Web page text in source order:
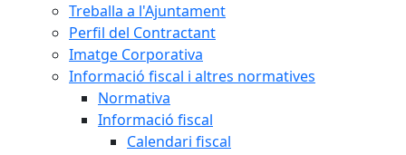
Treballa a l'Ajuntament
Perfil del Contractant
Imatge Corporativa
Informació fiscal i altres normatives
Normativa
Informació fiscal
Calendari fiscal